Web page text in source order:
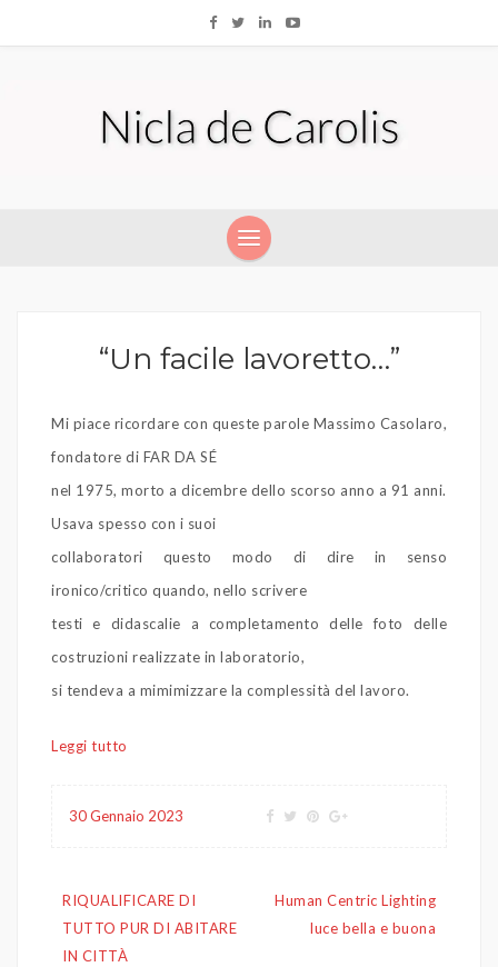
“Un facile lavoretto…”
Mi piace ricordare con queste parole Massimo Casolaro,
fondatore di FAR DA SÉ
nel 1975, morto a dicembre dello scorso anno a 91 anni.
Usava spesso con i suoi
collaboratori questo modo di dire in senso
ironico/critico quando, nello scrivere
testi e didascalie a completamento delle foto delle
costruzioni realizzate in laboratorio,
si tendeva a mimimizzare la complessità del lavoro.
Leggi tutto
30 Gennaio 2023
Navigazione
articoli
RIQUALIFICARE DI
TUTTO PUR DI ABITARE
IN CITTÀ
Human Centric Lighting
luce bella e buona